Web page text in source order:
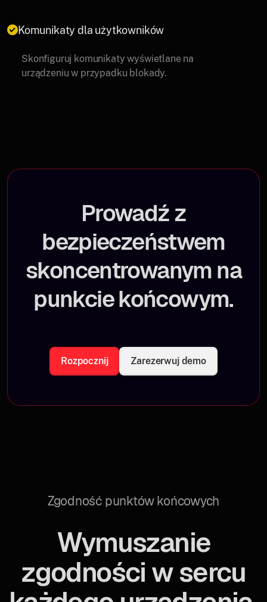
Komunikaty dla użytkowników
Skonfiguruj komunikaty wyświetlane na
urządzeniu w przypadku blokady.
Prowadź z
bezpieczeństwem
skoncentrowanym na
punkcie końcowym.
Rozpocznij Zarezerwuj demo
Zgodność punktów końcowych
Wymuszanie
zgodności w sercu